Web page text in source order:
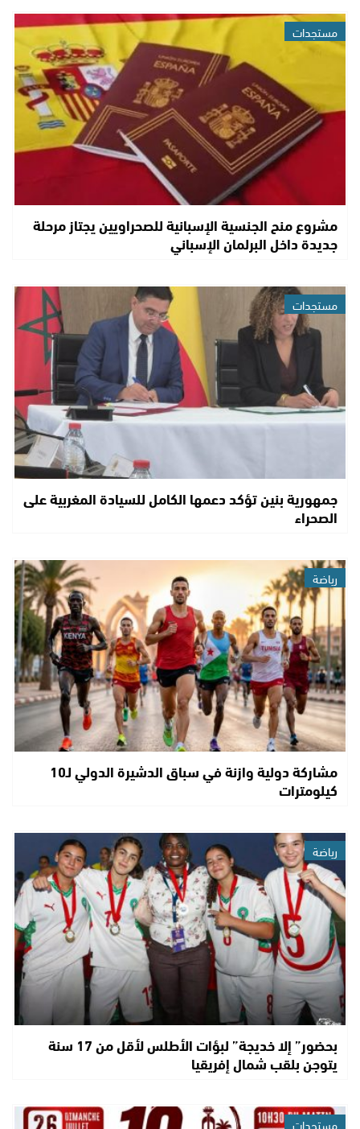
مستجدات
مشروع منح الجنسية الإسبانية للصحراويين يجتاز مرحلة
جديدة داخل البرلمان الإسباني
مستجدات
جمهورية بنين تؤكد دعمها الكامل للسيادة المغربية على
الصحراء
رياضة
مشاركة دولية وازنة في سباق الدشيرة الدولي لـ10
كيلومترات
رياضة
بحضور” إلا خديجة” لبؤات الأطلس لأقل من 17 سنة
يتوجن بلقب شمال إفريقيا
مستجدات